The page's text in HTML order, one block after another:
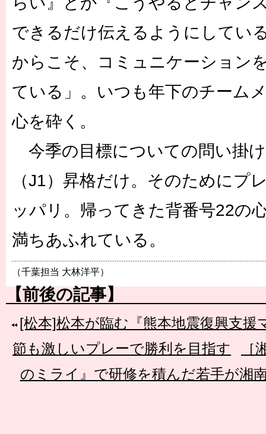
できるだけ伝えるようにしてい
からこそ、コミュニケーション
ている」。いつも年下のチーム
心を砕く。
今季の目標についての問い掛
（J1）昇格だけ。そのためにプ
ッパリ。帰ってきた背番号22の
満ちあふれている。
（千葉担当 大林洋平）
【前後の記事】
[松本]松本が臨む『熊本地震復興支援
節も激しいプレーで勝利を目指す
［
のミライ』で研修を積んだ若手が湘